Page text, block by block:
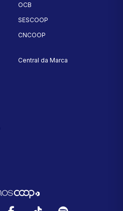
OCB
SESCOOP
CNCOOP
Central da Marca